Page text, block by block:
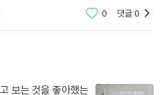
다. I WANT TO BE ABLE TO BE A
0 댓글0
보는 것을 좋아했는